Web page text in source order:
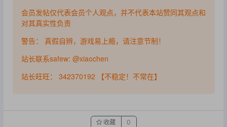
会员发帖仅代表会员个人观点，并不代表本站赞同其观点和
对其真实性负责
警告： 真假自辨，游戏易上瘾，请注意节制！
站长联系safew: @xiaochen
站长旺旺： 342370192 【不稳定！不常在】
收藏 0